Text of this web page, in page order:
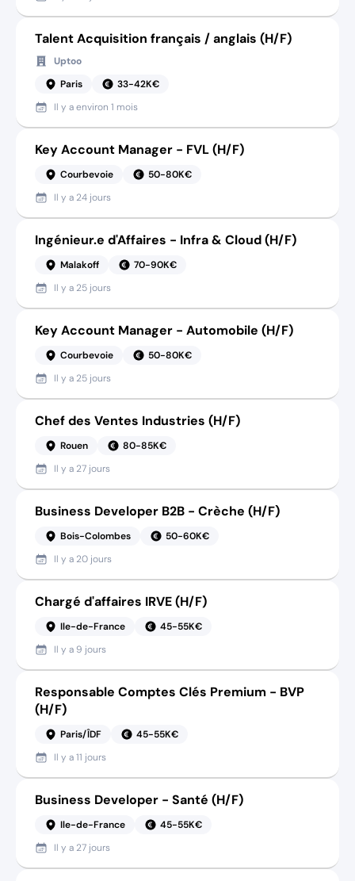
Talent Acquisition français / anglais (H/F)
Uptoo
Paris
33-42K€
Il y aenviron 1 mois
Key Account Manager - FVL (H/F)
Courbevoie
50-80K€
Il y a 24 jours
Ingénieur.e d'Affaires - Infra & Cloud (H/F)
Malakoff
70-90K€
Il y a 25 jours
Key Account Manager - Automobile (H/F)
Courbevoie
50-80K€
Il y a 25 jours
Chef des Ventes Industries (H/F)
Rouen
80-85K€
Il y a 27 jours
Business Developer B2B - Crèche (H/F)
Bois-Colombes
50-60K€
Il y a 20 jours
Chargé d'affaires IRVE (H/F)
Ile-de-France
45-55K€
Il y a 9 jours
Responsable Comptes Clés Premium - BVP
(H/F)
Paris/ÎDF
45-55K€
Il y a11 jours
Business Developer - Santé (H/F)
Ile-de-France
45-55K€
Il y a 27 jours